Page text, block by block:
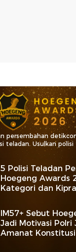
persembahan
teladan. Usulkan
5 Polisi Teladan
Hoegeng Awards
Kategori dan
IM57+ Sebut
Jadi Motivasi Polri
Amanat Konstitusi